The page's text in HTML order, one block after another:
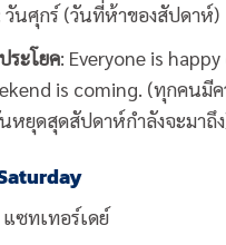
วันศุกร์ (วันที่ห้าของสัปดาห์)
ระโยค: Everyone is
is coming. (ทุกคนมี
หยุดสุดสัปดาห์กำลังจะมาถึ
แซทเทอร์เดย์